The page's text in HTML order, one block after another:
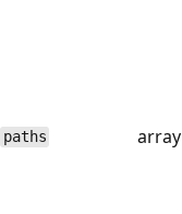
paths array